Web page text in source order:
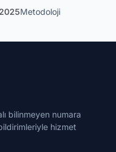
Metodoloji
bilinmeyen numara
hizmet